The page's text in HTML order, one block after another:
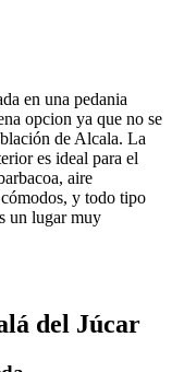
en una pedania
opcion ya que no se
de Alcala. La
es ideal para el
aire
y todo tipo
un lugar muy
del Júcar